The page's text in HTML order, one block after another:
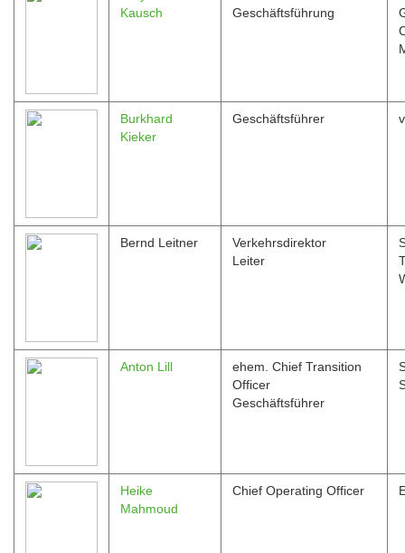
Kausch
Geschäftsführung
Burkhard
Kieker
Geschäftsführer
Bernd Leitner
Verkehrsdirektor
Leiter
Anton Lill
ehem. Chief Transition
Officer
Geschäftsführer
Heike
Mahmoud
Chief Operating Officer